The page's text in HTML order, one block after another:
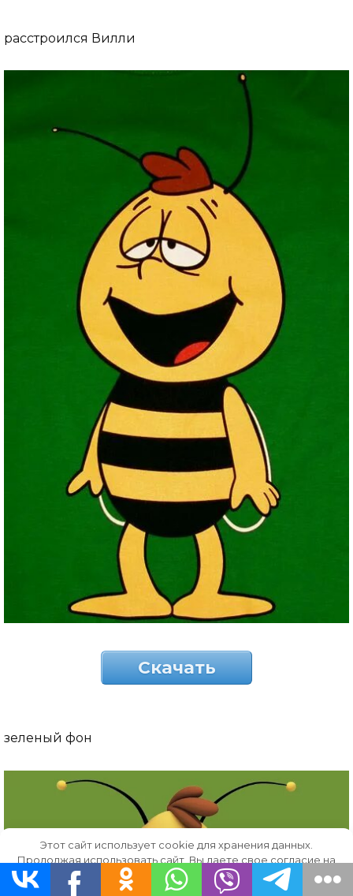
расстроился Вилли
Скачать
зеленый фон
Этот сайт использует cookie для хранения данных.
Продолжая использовать сайт, Вы даете свое согласие на
работу с этими файлами.
OK